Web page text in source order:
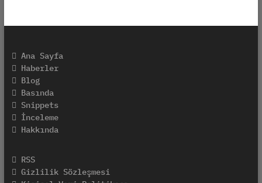
Ana Sayfa
Haberler
Blog
Basında
Snippets
İnceleme
Hakkında
RSS
Gizlilik Sözleşmesi